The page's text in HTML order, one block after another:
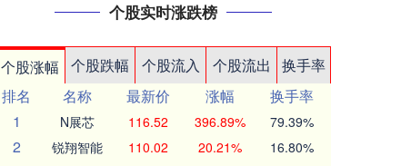
个股实时涨跌榜
个股涨幅 个股跌幅 个股流入 个股流出
换手率
排名
名称 最新价 涨幅
换手率
1
N展芯 116.52 396.89% 79.39%
2 锐翔智能 110.02 20.21% 16.80%